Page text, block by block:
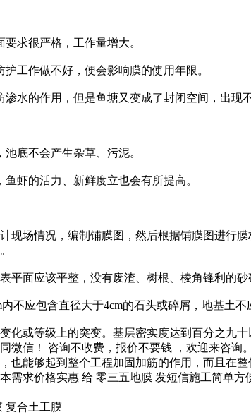
求很严格，工作量增大。
工作做不好，便会影响膜的使用年限。
水的作用，但是鱼塘又变成了封闭空间，出现
底不会产生杂草、污泥。
虾的活力、新鲜度立也会有所提高。
场情况，编制铺膜图，然后根据铺膜图进行膜
面应该平整，没有废渣、树根、棱角锋利的砂
应包含直径大于4cm的石头或碎屑，地基土不
或等级上的突变。基层密实度达到百分之九十
同微信！ 咨询不收费，报价不要钱 ，欢迎来咨
也能够起到整个工程加固加筋的作用，而且在
需求价格实惠 给 零三五地膜 发短信施工简单
复合土工膜